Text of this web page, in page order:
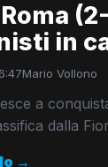
in
Mario Vollono
a
dalla
→